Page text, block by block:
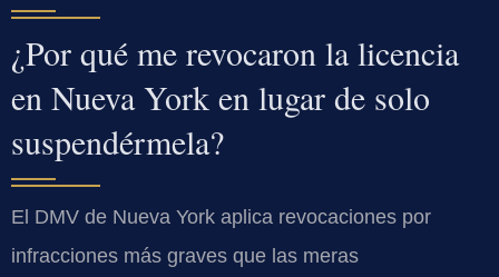
¿Por qué me revocaron la licencia
en Nueva York en lugar de solo
suspendérmela?
El DMV de Nueva York aplica revocaciones por
infracciones más graves que las meras